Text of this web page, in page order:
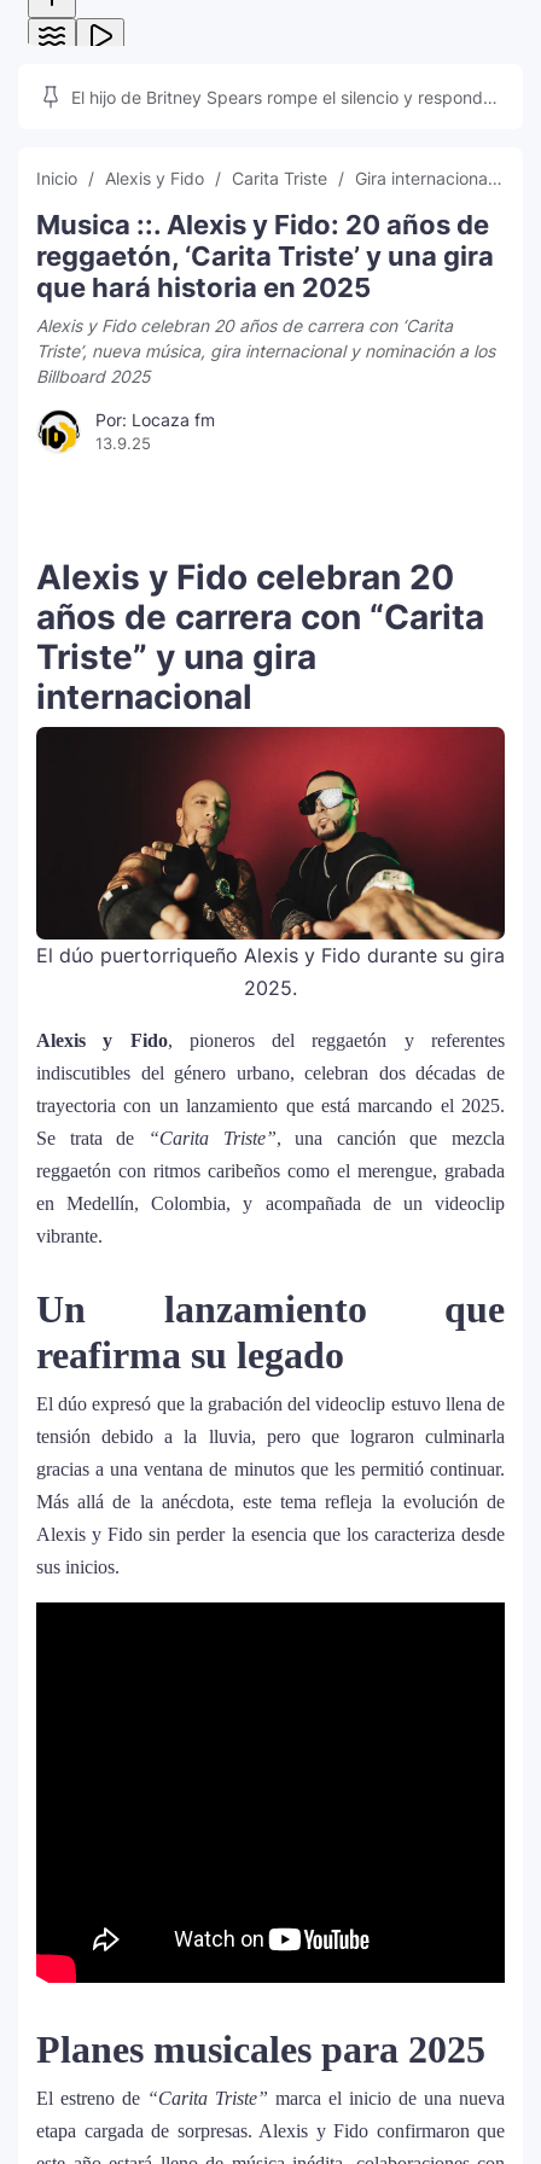
El hijo de Britney Spears rompe el silencio y responde
Inicio Alexis y Fido Carita Triste Gira internacional
Musica ::. Alexis y Fido: 20 años de
reggaetón, ‘Carita Triste’ y una gira
que hará historia en 2025
Alexis y Fido celebran 20 años de carrera con ‘Carita
Triste’, nueva música, gira internacional y nominación a los
Billboard 2025
Por: Locaza fm
13.9.25
Alexis y Fido celebran 20
años de carrera con “Carita
Triste” y una gira
internacional
El dúo puertorriqueño Alexis y Fido durante su gira
2025.
Alexis y Fido, pioneros del reggaetón y referentes
indiscutibles del género urbano, celebran dos décadas de
trayectoria con un lanzamiento que está marcando el 2025.
Se trata de
“Carita Triste”, una canción que mezcla
reggaetón con ritmos caribeños como el merengue, grabada
en Medellín, Colombia, y acompañada de un videoclip
vibrante.
Un lanzamiento que
reafirma su legado
El dúo expresó que la grabación del videoclip estuvo llena de
tensión debido a la lluvia, pero que lograron culminarla
gracias a una ventana de minutos que les permitió continuar.
Más allá de la anécdota, este tema refleja la evolución de
Alexis y Fido sin perder la esencia que los caracteriza desde
sus inicios.
Planes musicales para 2025
El estreno de “Carita Triste” marca el inicio de una nueva
etapa cargada de sorpresas. Alexis y Fido confirmaron que